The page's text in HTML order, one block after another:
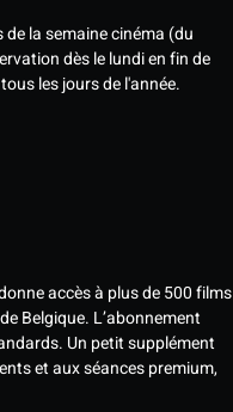
la semaine cinéma (du
dès le lundi en fin de
les jours de l'année.
accès à plus de 500 films
Belgique. L’abonnement
Un petit supplément
et aux séances premium,